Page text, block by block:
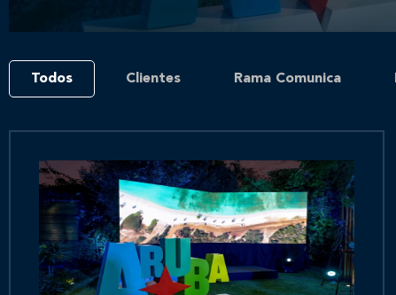
Todos Clientes Rama Comunica